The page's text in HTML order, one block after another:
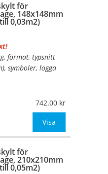
för
148x148mm
0,03m2)
format, typsnitt
symboler, logga
aluminium,
(eller annat
vid antal
742.00
Visa
för
210x210mm
0,05m2)